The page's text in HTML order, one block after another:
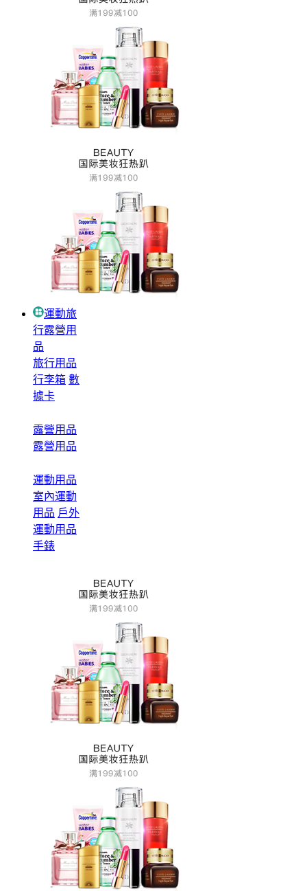
運動旅
行露營用
品
旅行用品
行李箱 數
據卡
露營用品
露營用品
運動用品
室內運動
用品 戶外
運動用品
手錶